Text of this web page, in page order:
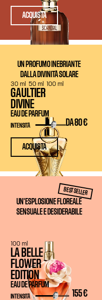
ACQUISTA
UN PROFUMO INEBRIANTE
DALLA DIVINITÀ SOLARE
GAULTIER
DIVINE
EAU DE PARFUM
DA80 €
INTENSITÀ
30 ml 50 ml 100 ml
ACQUISTA
BEST SELLER
UN'ESPLOSIONE FLOREALE
SENSUALE E DESIDERABILE
LA BELLE
FLOWER
EDITION
EAU DE PARFUM
155 €
INTENSITÀ
100 ml